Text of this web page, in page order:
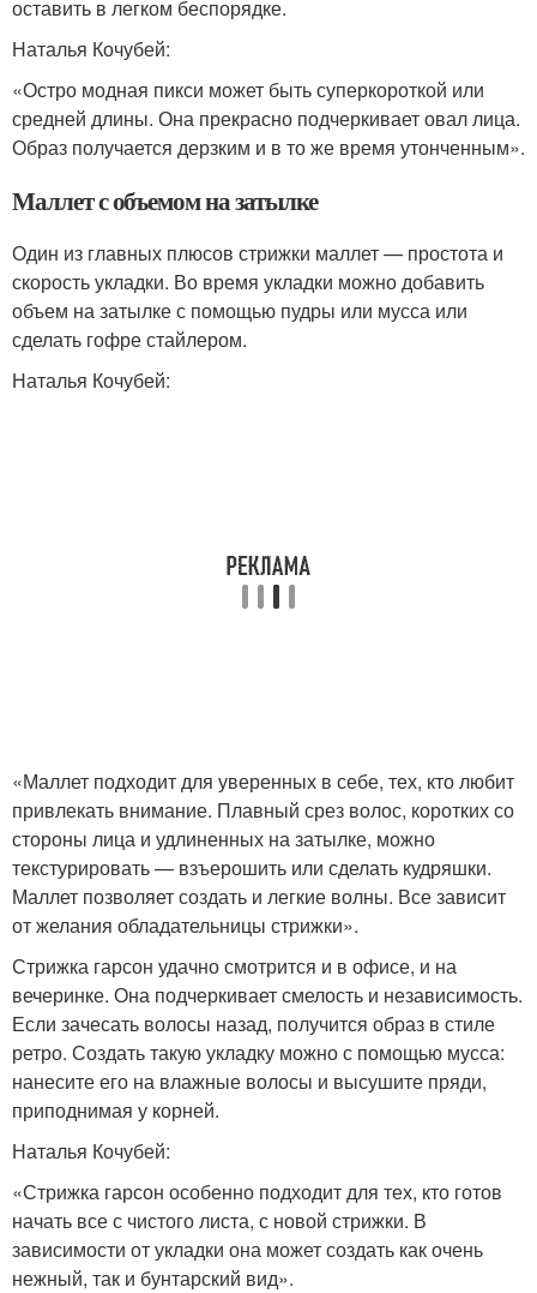
оставить в легком беспорядке.
Наталья Кочубей:
«Остро модная пикси может быть суперкороткой или
средней длины. Она прекрасно подчеркивает овал лица.
Образ получается дерзким и в то же время утонченным».
Маллет с объемом на затылке
Один из главных плюсов стрижки маллет — простота и
скорость укладки. Во время укладки можно добавить
объем на затылке с помощью пудры или мусса или
сделать гофре стайлером.
Наталья Кочубей:
«Маллет подходит для уверенных в себе, тех, кто любит
привлекать внимание. Плавный срез волос, коротких со
стороны лица и удлиненных на затылке, можно
текстурировать — взъерошить или сделать кудряшки.
Маллет позволяет создать и легкие волны. Все зависит
от желания обладательницы стрижки».
Стрижка гарсон удачно смотрится и в офисе, и на
вечеринке. Она подчеркивает смелость и независимость.
Если зачесать волосы назад, получится образ в стиле
ретро. Создать такую укладку можно с помощью мусса:
нанесите его на влажные волосы и высушите пряди,
приподнимая у корней.
Наталья Кочубей:
«Стрижка гарсон особенно подходит для тех, кто готов
начать все с чистого листа, с новой стрижки. В
зависимости от укладки она может создать как очень
нежный, так и бунтарский вид».